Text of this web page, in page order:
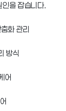
을 잡습니다.
화 관리
방식
어